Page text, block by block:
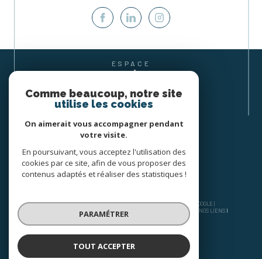
ESPACE
SE CONNECTER
© 2026 | TOUS DROITS RÉSERVÉS | TRADUCTION POWERED BY GOOGLE |
PLAN DU SITE MENTIONS LÉGALES ADMIN
NOS LIENS
POLITIQUE RGPD
Comme beaucoup, notre site
utilise les cookies
On aimerait vous accompagner pendant
votre visite.
En poursuivant, vous acceptez l'utilisation des
cookies par ce site, afin de vous proposer des
contenus adaptés et réaliser des statistiques !
PARAMÉTRER
TOUT ACCEPTER